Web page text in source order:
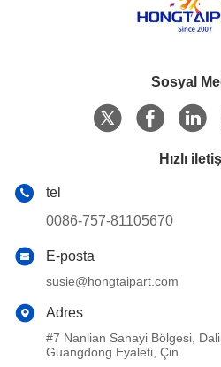
Sosyal
Hızlı
tel
0086-757-81105670
E-posta
susie@hongtaipart.com
Adres
#7 Nanlian Sanayi Bölgesi,
Guangdong Eyaleti, Çin